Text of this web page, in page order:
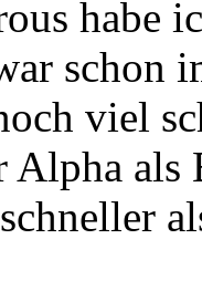
habe
schon
viel
Alpha